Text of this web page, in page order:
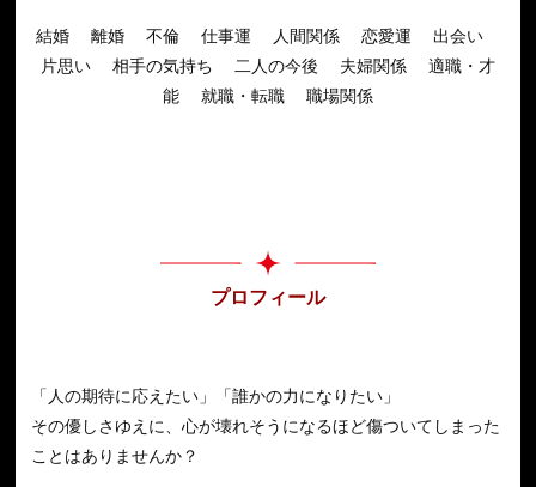
結婚 離婚 不倫 仕事運 人間関係 恋愛運 出会い
片思い 相手の気持ち 二人の今後 夫婦関係 適職・才
能 就職・転職 職場関係
プロフィール
「人の期待に応えたい」「誰かの力になりたい」
その優しさゆえに、心が壊れそうになるほど傷ついてしまった
ことはありませんか？